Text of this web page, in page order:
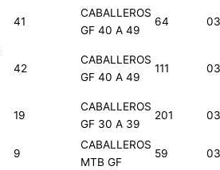
41
CABALLEROS
GF 40 A 49
64
42
CABALLEROS
GF 40 A 49
111
19
CABALLEROS
GF 30 A 39
201
9
CABALLEROS
MTB GF
59